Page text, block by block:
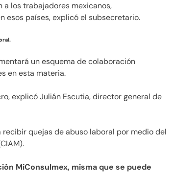
los trabajadores mexicanos,
esos países, explicó el subsecretario.
un esquema de colaboración
en esta materia.
explicó Julián Escutia, director general de
quejas de abuso laboral por medio del
MiConsulmex, misma que se puede